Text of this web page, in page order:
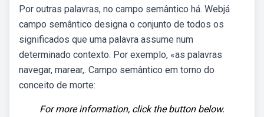
Por outras palavras, no campo semântico há. Webjá
campo semântico designa o conjunto de todos os
significados que uma palavra assume num
determinado contexto. Por exemplo, «as palavras
navegar, marear,. Campo semântico em torno do
conceito de morte:
For more information, click the button below.